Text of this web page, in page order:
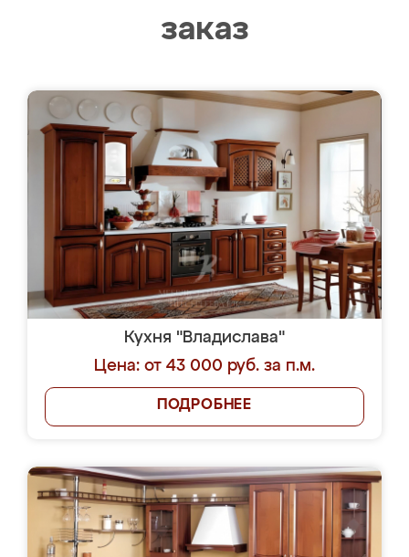
заказ
Кухня "Владислава"
Цена: от 43 000 руб. за п.м.
ПОДРОБНЕЕ